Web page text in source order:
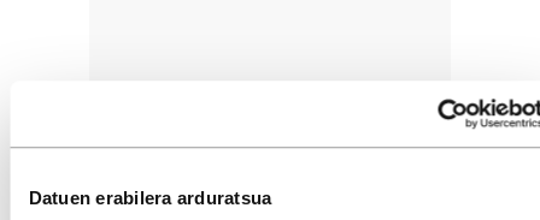
Datuen erabilera arduratsua